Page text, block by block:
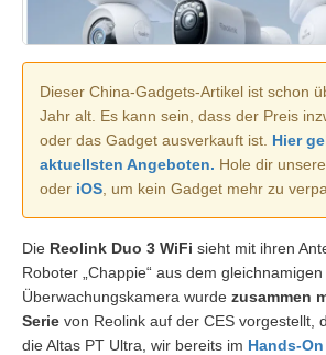
Dieser China-Gadgets-Artikel ist schon
Jahr alt. Es kann sein, dass der Preis
oder das Gadget ausverkauft ist. Hier
aktuellsten Angeboten. Hole dir
oder iOS , um kein Gadget mehr zu
Die Reolink Duo 3 WiFi sieht mit ihren
Roboter „Chappie“ aus dem
Überwachungskamera wurde zusammen
Serie von Reolink auf der CES vorgestellt,
die Altas PT Ultra, wir bereits im Hands-On